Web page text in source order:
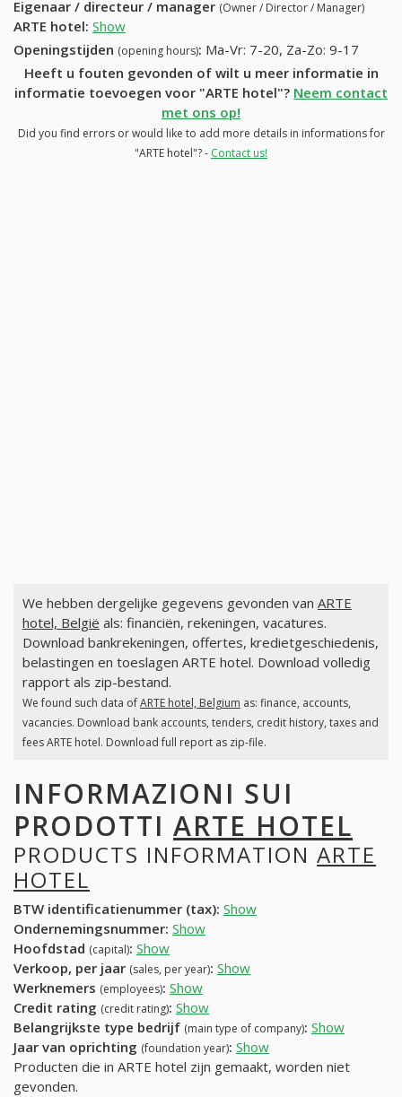
Eigenaar / directeur / manager (Owner / Director / Manager)
ARTE hotel: Show
Openingstijden (opening hours): Ma-Vr: 7-20, Za-Zo: 9-17
Heeft u fouten gevonden of wilt u meer informatie in
informatie toevoegen voor "ARTE hotel"? Neem contact
met ons op!
Did you find errors or would like to add more details in informations for
"ARTE hotel"? - Contact us!
We hebben dergelijke gegevens gevonden van ARTE
hotel, België als: financiën, rekeningen, vacatures.
Download bankrekeningen, offertes, kredietgeschiedenis,
belastingen en toeslagen ARTE hotel. Download volledig
rapport als zip-bestand.
We found such data ofARTE hotel, Belgium as: finance, accounts,
vacancies. Download bank accounts, tenders, credit history, taxes and
fees ARTE hotel. Download full report as zip-file.
INFORMAZIONI SUI
PRODOTTI ARTE HOTEL
PRODUCTS INFORMATION ARTE
HOTEL
BTW identificatienummer (tax): Show
Ondernemingsnummer: Show
Hoofdstad (capital): Show
Verkoop, per jaar (sales, per year): Show
Werknemers (employees): Show
Credit rating (credit rating): Show
Belangrijkste type bedrijf (main type of company): Show
Jaar van oprichting (foundation year): Show
Producten die in ARTE hotel zijn gemaakt, worden niet
gevonden.